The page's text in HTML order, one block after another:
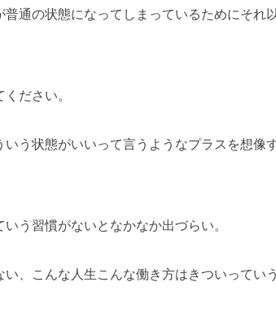
通の状態になってしまっているためにそれ
ださい。
う状態がいいって言うようなプラスを想像
う習慣がないとなかなか出づらい。
、こんな人生こんな働き方はきついってい